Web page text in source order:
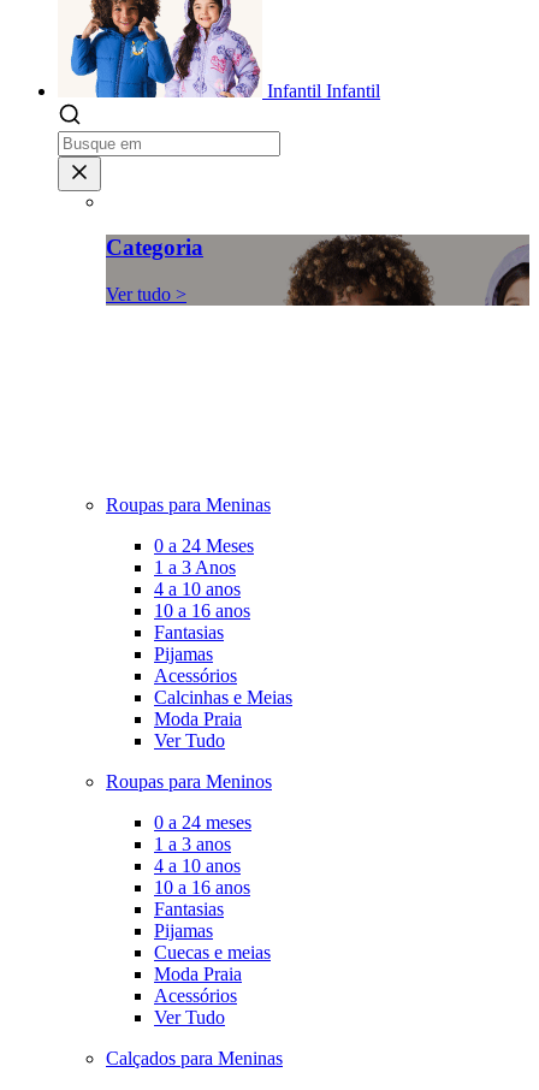
Infantil Infantil
Categoria
Ver tudo >
Roupas para Meninas
0 a 24 Meses
1 a 3 Anos
4 a 10 anos
10 a 16 anos
Fantasias
Pijamas
Acessórios
Calcinhas e Meias
Moda Praia
Ver Tudo
Roupas para Meninos
0 a 24 meses
1 a 3 anos
4 a 10 anos
10 a 16 anos
Fantasias
Pijamas
Cuecas e meias
Moda Praia
Acessórios
Ver Tudo
Calçados para Meninas